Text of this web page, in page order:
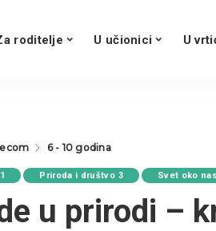
roditelje U učionici U
6 - 10 godina
Priroda i društvo 3 Svet oko
u prirodi –